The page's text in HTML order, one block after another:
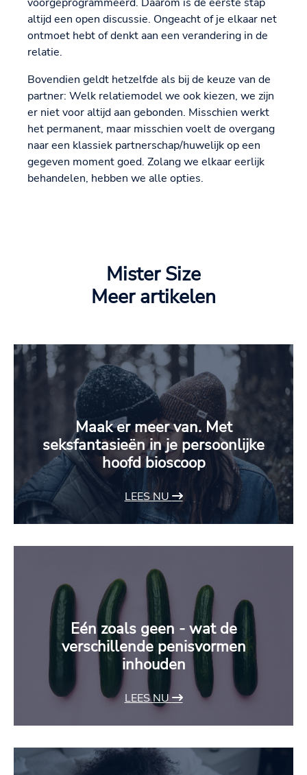
altijd een open discussie. Ongeacht of je elkaar net
ontmoet hebt of denkt aan een verandering in de
relatie.
Bovendien geldt hetzelfde als bij de keuze van de
partner: Welk relatiemodel we ook kiezen, we zijn
er niet voor altijd aan gebonden. Misschien werkt
het permanent, maar misschien voelt de overgang
naar een klassiek partnerschap/huwelijk op een
gegeven moment goed. Zolang we elkaar eerlijk
behandelen, hebben we alle opties.
Mister Size
Meer artikelen
Maak er meer van. Met
seksfantasieën in je persoonlijke
hoofd bioscoop
LEES NU
Eén zoals geen - wat de
verschillende penisvormen
inhouden
LEES NU